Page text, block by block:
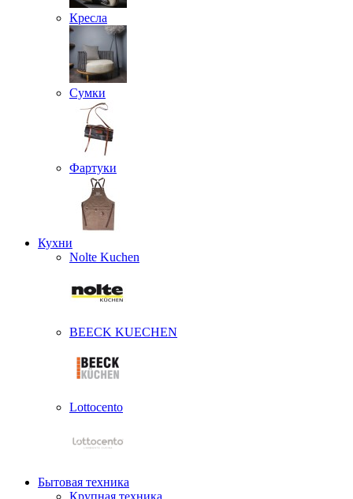
Кресла
Сумки
Фартуки
Кухни
Nolte Kuchen
BEECK KUECHEN
Lottocento
Бытовая техника
Крупная техника